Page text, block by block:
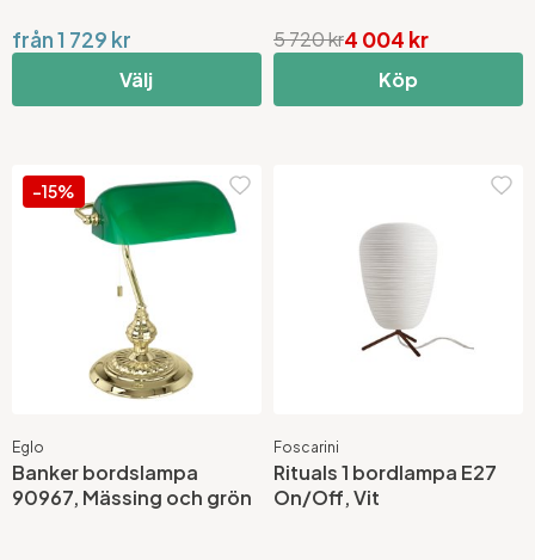
från 1 729 kr
Välj
4 004 kr
5 720 kr
Köp
-15%
Eglo
Banker bordslampa
90967, Mässing och grön
Foscarini
Rituals 1 bordlampa E27
On/Off, Vit